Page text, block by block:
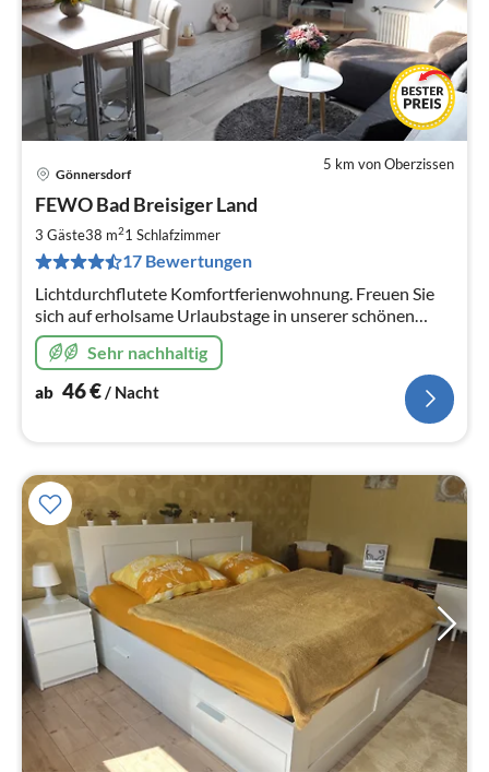
5 km von Oberzissen
Gönnersdorf
FEWO Bad Breisiger Land
3 Gäste38 m21 Schlafzimmer
17 Bewertungen
Lichtdurchflutete Komfortferienwohnung. Freuen Sie
sich auf erholsame Urlaubstage in unserer schönen
Ferienwohnung. Hier finden Sie Aktivitäten und Ruhe in
malerischer Umgebung.
Sehr nachhaltig
ab 46€/ Nacht